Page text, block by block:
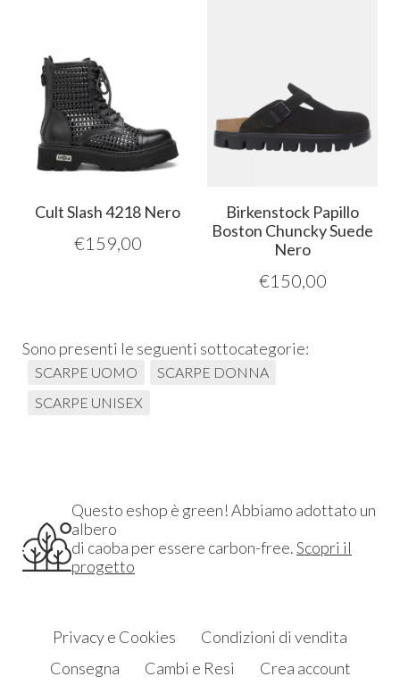
Cult Slash 4218 Nero
€159,00
Birkenstock Papillo
Boston Chuncky Suede
Nero
€150,00
Sono presenti le seguenti sottocategorie:
SCARPE UOMO
SCARPE DONNA
SCARPE UNISEX
Questo eshop è green! Abbiamo adottato un
albero
di caoba per essere carbon-free.Scopri il
progetto
Privacy e Cookies
Condizioni di vendita
Consegna
Cambi e Resi Crea account